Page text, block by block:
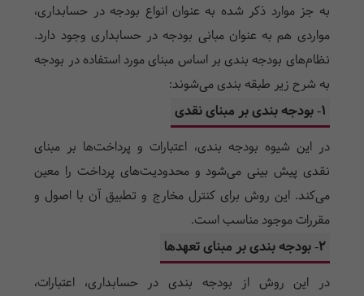
به جز موارد ذکر شده به عنوان انواع بودجه در حسابداری،
مواردی هم به عنوان مبانی بودجه در حسابداری وجود دارد.
نظام‌های بودجه بندی بر اساس مبنای مورد استفاده در بودجه
به شرح زیر طبقه بندی می‌شوند:
1- بودجه بندی بر مبنای نقدی
در این شیوه بودجه بندی، اعتبارات و پرداخت‌ها بر مبنای
نقدی پیش بینی می‌شود و محدودیت‌های پرداخت را معین
می‌کند. این روش برای کنترل مخارج و تطبیق آن با اصول و
مقررات موجود مناسب است.
2- بودجه بندی بر مبنای تعهدها
در این روش از بودجه بندی در حسابداری، اعتبارات،